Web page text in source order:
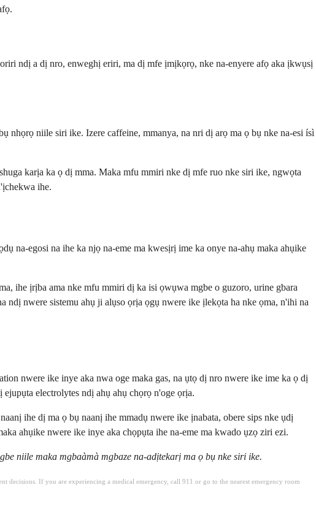
ndị a dị nro, enweghị eriri, ma dị mfe ịmịkọrọ, nke na-enyere afọ aka ịkwụsị
niile siri ike. Izere caffeine, mmanya, na nri dị arọ ma ọ bụ nke na-esi ísì
karịa ka ọ dị mma. Maka mfu mmiri nke dị mfe ruo nke siri ike, ngwọta
ihe.
na-egosi na ihe ka njọ na-eme ma kwesịrị ime ka onye na-ahụ maka ahụike
ihe ịrịba ama nke mfu mmiri dị ka isi ọwụwa mgbe o guzoro, urine gbara
nwere sistemu ahụ ji alụso ọrịa ọgụ nwere ike ịlekọta ha nke ọma, n'ihi na
nwere ike inye aka nwa oge maka gas, na ụtọ dị nro nwere ike ime ka ọ dị
electrolytes ndị ahụ ahụ chọrọ n'oge ọrịa.
ihe dị ma ọ bụ naanị ihe mmadụ nwere ike ịnabata, obere sips nke ụdị
ahụike nwere ike inye aka chọpụta ihe na-eme ma kwado ụzọ ziri ezi.
niile maka mgbaàmà mgbaze na-adịtekarị ma ọ bụ nke siri ike.
If you are experiencing a medical emergency, call 911 or go to the nearest emergency room